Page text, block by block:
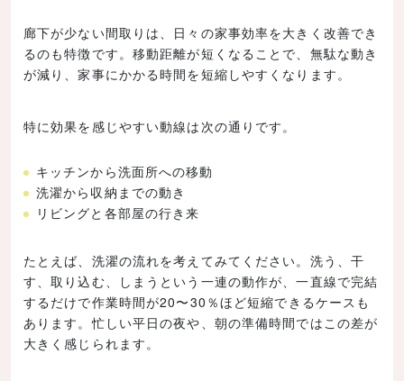
廊下が少ない間取りは、日々の家事効率を大きく改善でき
るのも特徴です。移動距離が短くなることで、無駄な動き
が減り、家事にかかる時間を短縮しやすくなります。
特に効果を感じやすい動線は次の通りです。
キッチンから洗面所への移動
洗濯から収納までの動き
リビングと各部屋の行き来
たとえば、洗濯の流れを考えてみてください。洗う、干
す、取り込む、しまうという一連の動作が、一直線で完結
するだけで作業時間が20〜30％ほど短縮できるケースも
あります。忙しい平日の夜や、朝の準備時間ではこの差が
大きく感じられます。